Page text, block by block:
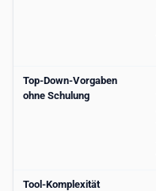
Top-Down-Vorgaben
ohne Schulung
Tool-Komplexität